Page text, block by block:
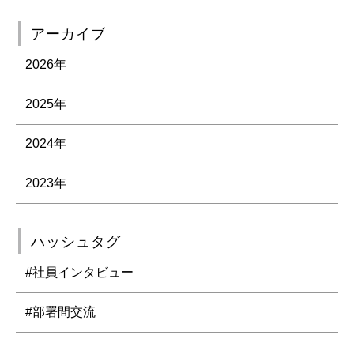
アーカイブ
2026年
2025年
2024年
2023年
ハッシュタグ
#社員インタビュー
#部署間交流